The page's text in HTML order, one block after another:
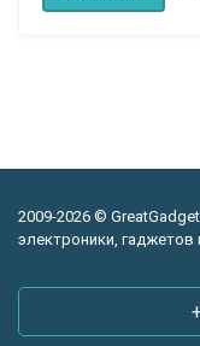
2009-2026 ©
электроники,